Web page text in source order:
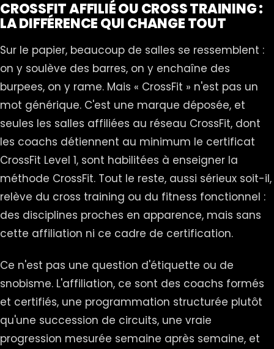
CROSSFIT AFFILIÉ OU CROSS TRAINING :
LA DIFFÉRENCE QUI CHANGE TOUT
Sur le papier, beaucoup de salles se ressemblent :
on y soulève des barres, on y enchaîne des
burpees, on y rame. Mais « CrossFit » n'est pas un
mot générique. C'est une marque déposée, et
seules les salles affiliées au réseau CrossFit, dont
les coachs détiennent au minimum le certificat
CrossFit Level 1, sont habilitées à enseigner la
méthode CrossFit. Tout le reste, aussi sérieux soit-il,
relève du cross training ou du fitness fonctionnel :
des disciplines proches en apparence, mais sans
cette affiliation ni ce cadre de certification.
Ce n'est pas une question d'étiquette ou de
snobisme. L'affiliation, ce sont des coachs formés
et certifiés, une programmation structurée plutôt
qu'une succession de circuits, une vraie
progression mesurée semaine après semaine, et